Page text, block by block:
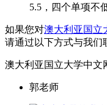
5.5，四个单项不
如果您对澳大利亚国立
请通过以下方式与我们
澳大利亚国立大学中
郭老师